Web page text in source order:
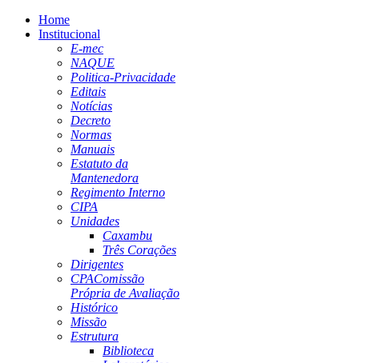
Home
Institucional
E-mec
NAQUE
Politica-Privacidade
Editais
Notícias
Decreto
Normas
Manuais
Estatuto da
Mantenedora
Regimento Interno
CIPA
Unidades
Caxambu
Três Corações
Dirigentes
CPAComissão
Própria de Avaliação
Histórico
Missão
Estrutura
Biblioteca